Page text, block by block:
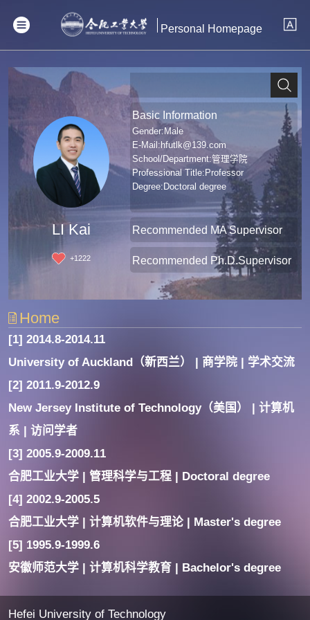
Personal Homepage
LI Kai
+1222
Basic Information
Gender:Male
E-Mail: hfutlk@139.com
School/Department:管理学院
Professional Title:Professor
Degree:Doctoral degree
Recommended MA Supervisor
Recommended Ph.D.Supervisor
Home
[1] 2014.8-2014.11
University of Auckland（新西兰） | 商学院 | 学术交流
[2] 2011.9-2012.9
New Jersey Institute of Technology（美国） | 计算机
系 | 访问学者
[3] 2005.9-2009.11
合肥工业大学 | 管理科学与工程 | Doctoral degree
[4] 2002.9-2005.5
合肥工业大学 | 计算机软件与理论 | Master's degree
[5] 1995.9-1999.6
安徽师范大学 | 计算机科学教育 | Bachelor's degree
Hefei University of Technology